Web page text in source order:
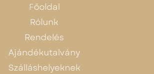
Főoldal
Rólunk
Rendelés
Ajándékutalvány
Szálláshelyeknek